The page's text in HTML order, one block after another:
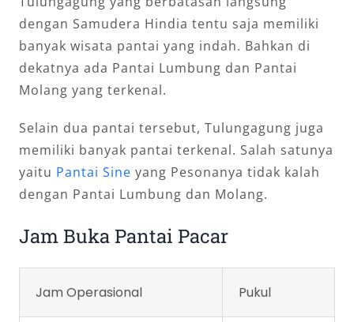
dengan Samudera Hindia tentu saja memiliki
banyak wisata pantai yang indah. Bahkan di
dekatnya ada Pantai Lumbung dan Pantai
Molang yang terkenal.
Selain dua pantai tersebut, Tulungagung juga
memiliki banyak pantai terkenal. Salah satunya
yaitu Pantai Sine yang Pesonanya tidak kalah
dengan Pantai Lumbung dan Molang.
Jam Buka Pantai Pacar
Jam Operasional Pukul